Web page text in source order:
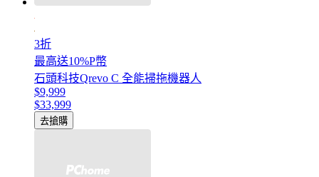
3折
最高送10%P幣
石頭科技Qrevo C 全能掃拖機器人
$9,999
$33,999
去搶購